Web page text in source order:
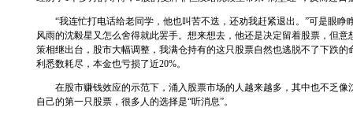
“我连忙打电话给老同学，他也叫苦不迭，还劝我赶紧退出。”可是眼睁
风雨的沈毅星又怎么舍得就此罢手。想来想去，他还是决定留着股票，但
策相继出台，股市大幅调整，我满仓持有的这只股票自然也逃脱不了下跌
利悉数耗尽，本金也亏损了近20%。
在股市赚钱效应的示范下，涌入股票市场的人越来越多，其中也不乏像
自己的第一只股票，很多人的选择是“听消息”。